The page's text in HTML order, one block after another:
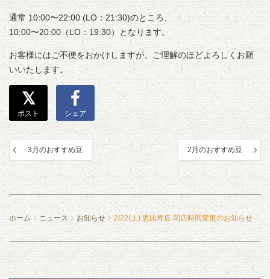
通常 10:00〜22:00 (LO：21:30)のところ、
10:00〜20:00（LO：19:30）となります。
お客様にはご不便をおかけしますが、ご理解のほどよろしくお願
いいたします。
ポスト シェア
2月のおすすめ豆
3月のおすすめ豆
ホーム ニュース お知らせ 2/22(土) 恵比寿店 閉店時間変更のお知らせ